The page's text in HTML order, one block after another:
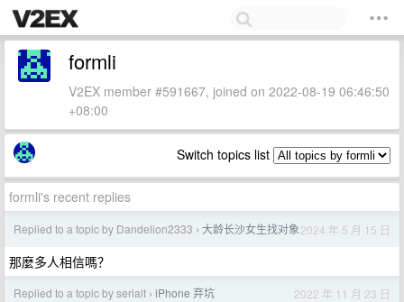
formli
V2EX member #591667, joined on 2022-08-19 06:46:50
+08:00
Switch topics list
formli's recent replies
Replied to a topic by Dandelion2333 › 大龄长沙女生找对象2024 年 5 月 15 日
那麼多人相信嗎？
Replied to a topic by serialt › iPhone 弃坑 2022 年 11 月 23 日